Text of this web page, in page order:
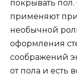
покрывать
применяют
необычной
оформления
соображений
от пола и есть